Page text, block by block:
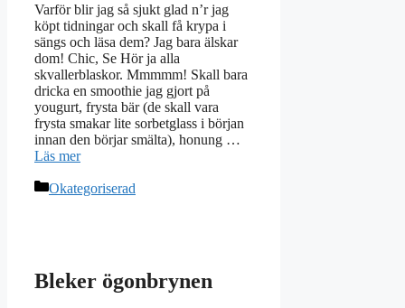
Varför blir jag så sjukt glad n’r jag
köpt tidningar och skall få krypa i
sängs och läsa dem? Jag bara älskar
dom! Chic, Se Hör ja alla
skvallerblaskor. Mmmmm! Skall bara
dricka en smoothie jag gjort på
yougurt, frysta bär (de skall vara
frysta smakar lite sorbetglass i början
innan den börjar smälta), honung …
Läs mer
Kategorier
Okategoriserad
Bleker ögonbrynen